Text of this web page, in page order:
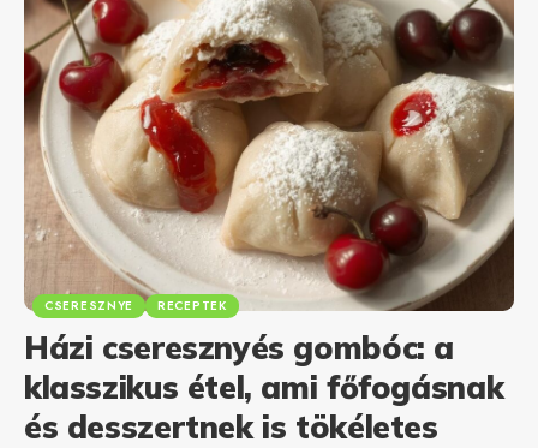
CSERESZNYE RECEPTEK
Házi cseresznyés gombóc: a
klasszikus étel, ami főfogásnak
és desszertnek is tökéletes